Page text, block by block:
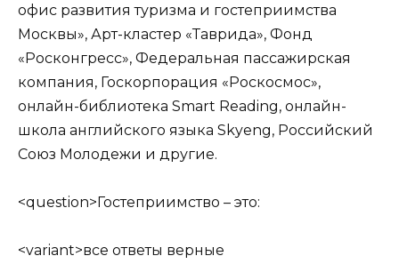
офис развития туризма и гостеприимства
Москвы», Арт-кластер «Таврида», Фонд
«Росконгресс», Федеральная пассажирская
компания, Госкорпорация «Роскосмос»,
онлайн-библиотека Smart Reading, онлайн-
школа английского языка Skyeng, Российский
Союз Молодежи и другие.
<question>Гостеприимство – это:
<variant>все ответы верные